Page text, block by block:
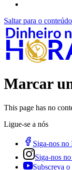
Saltar para o conteúdo
Marcar
This page has no
Ligue-se a nós
Siga-nos no
Siga-nos
Subscreva